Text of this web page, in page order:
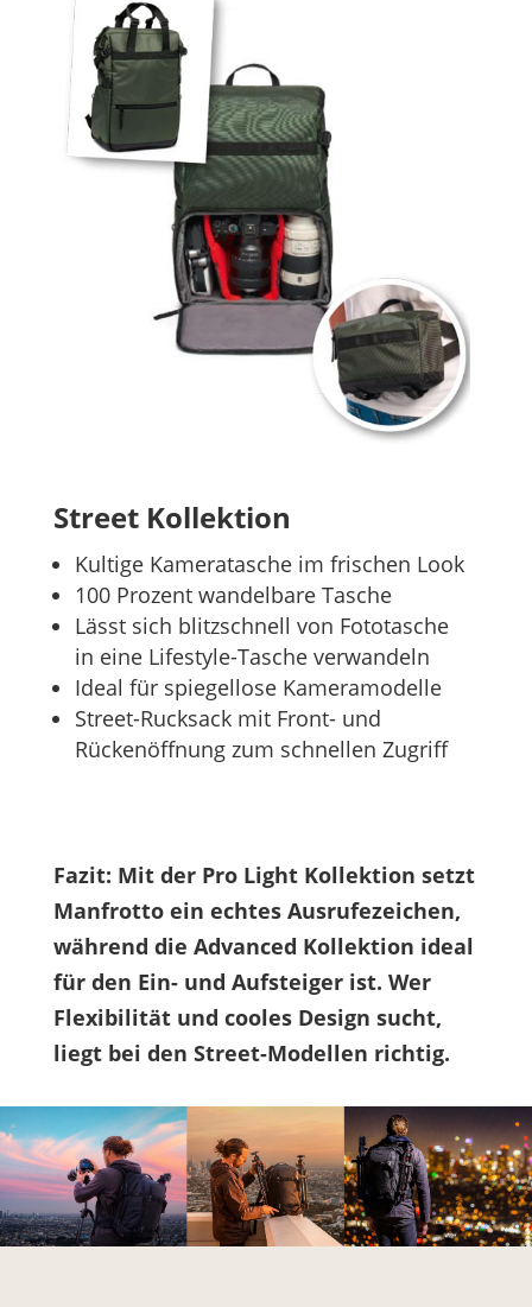
Street Kollektion
Kultige Kameratasche im frischen Look
100 Prozent wandelbare Tasche
Lässt sich blitzschnell von Fototasche
in eine Lifestyle-Tasche verwandeln
Ideal für spiegellose Kameramodelle
Street-Rucksack mit Front- und
Rückenöffnung zum schnellen Zugriff
Fazit: Mit der Pro Light Kollektion setzt
Manfrotto ein echtes Ausrufezeichen,
während die Advanced Kollektion ideal
für den Ein- und Aufsteiger ist. Wer
Flexibilität und cooles Design sucht,
liegt bei den Street-Modellen richtig.